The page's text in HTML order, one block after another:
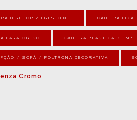
DIRETOR / PRESIDENTE CADEIRA FIXA
PARA OBESO CADEIRA PLÁSTICA /
/ SOFÁ / POLTRONA DECORATIVA
Cromo